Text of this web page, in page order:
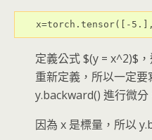
定義公式 $(y = x^2)$
重新定義，所以一定
y.backward() 進行微分
因為 x 是標量，所以